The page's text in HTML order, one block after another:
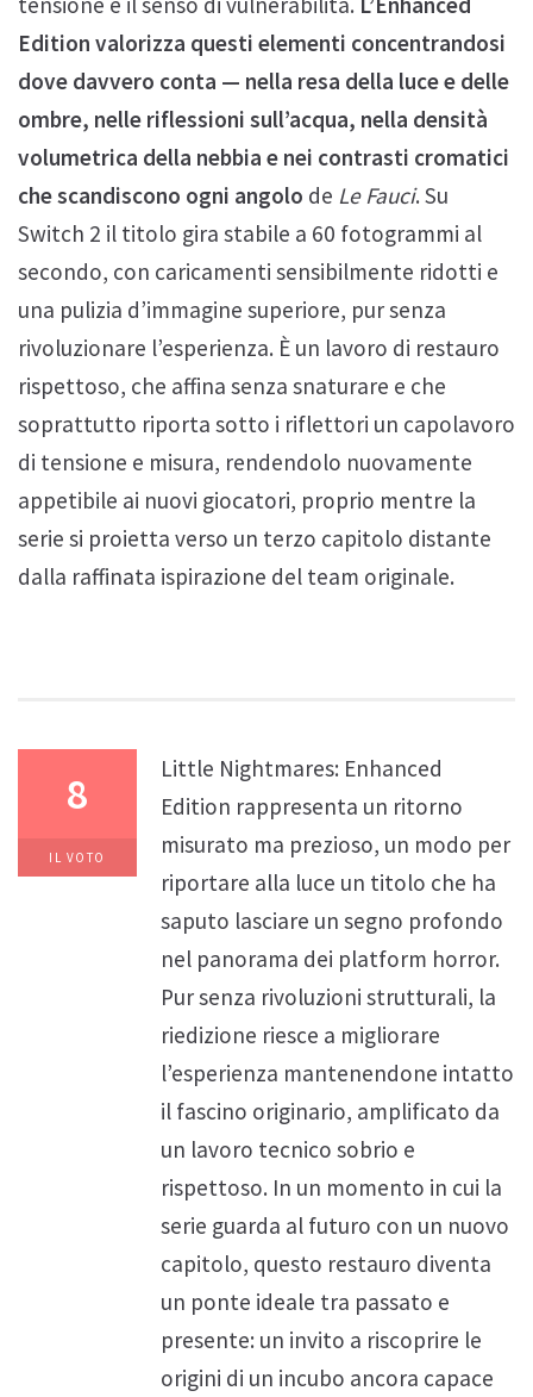
Edition valorizza questi elementi concentrandosi
dove davvero conta — nella resa della luce e delle
ombre, nelle riflessioni sull’acqua, nella densità
volumetrica della nebbia e nei contrasti cromatici
che scandiscono ogni angolo de Le Fauci. Su
Switch 2 il titolo gira stabile a 60 fotogrammi al
secondo, con caricamenti sensibilmente ridotti e
una pulizia d’immagine superiore, pur senza
rivoluzionare l’esperienza. È un lavoro di restauro
rispettoso, che affina senza snaturare e che
soprattutto riporta sotto i riflettori un capolavoro
di tensione e misura, rendendolo nuovamente
appetibile ai nuovi giocatori, proprio mentre la
serie si proietta verso un terzo capitolo distante
dalla raffinata ispirazione del team originale.
8
IL VOTO
Little Nightmares: Enhanced
Edition rappresenta un ritorno
misurato ma prezioso, un modo per
riportare alla luce un titolo che ha
saputo lasciare un segno profondo
nel panorama dei platform horror.
Pur senza rivoluzioni strutturali, la
riedizione riesce a migliorare
l’esperienza mantenendone intatto
il fascino originario, amplificato da
un lavoro tecnico sobrio e
rispettoso. In un momento in cui la
serie guarda al futuro con un nuovo
capitolo, questo restauro diventa
un ponte ideale tra passato e
presente: un invito a riscoprire le
origini di un incubo ancora capace